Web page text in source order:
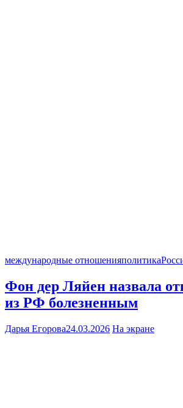
международные отношенияполитика
Фон дер Ляйен назвала
из РФ болезненным
Дарья Егорова24.03.2026 На экране